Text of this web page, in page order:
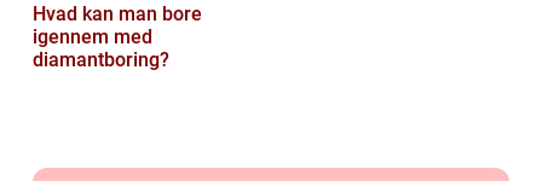
Hvad kan man bore
igennem med
diamantboring?